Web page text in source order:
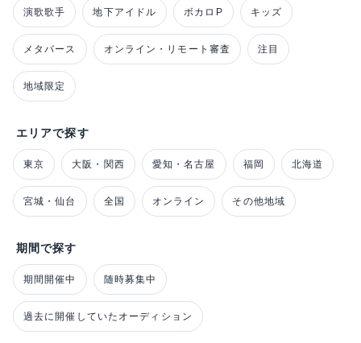
演歌歌手 地下アイドル ボカロP キッズ
メタバース オンライン・リモート審査 注目
地域限定
エリアで探す
東京 大阪・関西 愛知・名古屋 福岡 北海道
宮城・仙台 全国 オンライン その他地域
期間で探す
期間開催中 随時募集中
過去に開催していたオーディション